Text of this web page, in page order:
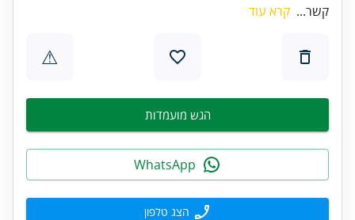
קשר... קרא עוד
⚠
הגש מועמדות
הצג טלפון